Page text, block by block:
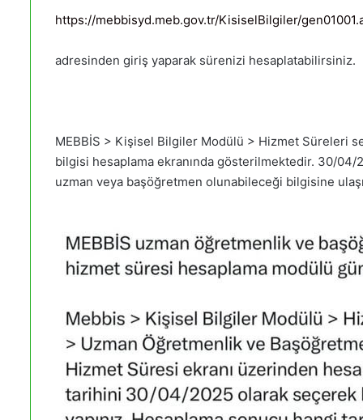
https://mebbisyd.meb.gov.tr/KisiselBilgiler/
adresinden giriş yaparak sürenizi hesaplatabilirsiniz.
MEBBİS > Kişisel Bilgiler Modülü > Hizmet Süreleri
bilgisi hesaplama ekranında gösterilmektedir. 30/
uzman veya başöğretmen olunabileceği bilgisine